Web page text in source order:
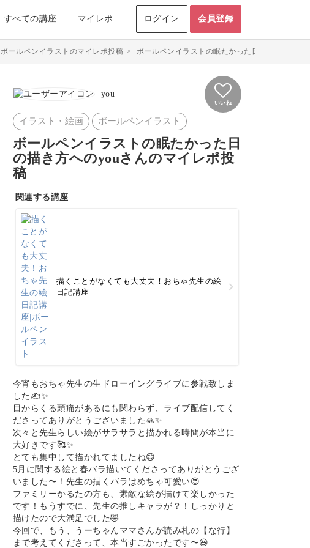
すべての講座 マイレポ ログイン 会員登録
ボールペンイラストのマイレポ投稿 > ボールペンイラストの眠たかった日の描き方のマ
you
いいね
イラスト・絵画 ボールペンイラスト
ボールペンイラストの眠たかった日
の描き方へのyouさんのマイレポ投
稿
関連する講座
描くことがなくても大丈夫！おちゃ先生の絵
日記講座
今宵もおちゃ先生の生ドローイングライブに参戦致しま
した✍️✨
目からくる頭痛があるにも関わらず、ライブ配信してく
ださってありがとうございました🙏✨
次々と先生らしい絵がサラサラと描かれる時間が本当に
大好きです🥰✨
とても集中して描かれてましたね😊
5月に関する絵と春バラ描いてくださってありがとうござ
いました〜！先生の描くバラはめちゃ可愛い😍
ファミリーかるたの方も、素敵な絵が描けて楽しかった
です！もうすでに、先生の推しキャラが？！しっかりと
描けたので大満足でした🤣
今回で、もう、うーちゃんママさんが読み札の【な行】
まで考えてくださって、本当すごかったです〜😆